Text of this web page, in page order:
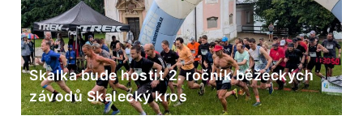
Skalka bude hostit 2. ročník běžeckých
závodů Skalecký kros